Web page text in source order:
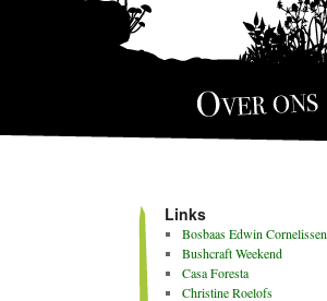
Over ons
Links
Bosbaas Edwin Cornelissen
Bushcraft Weekend
Casa Foresta
Christine Roelofs